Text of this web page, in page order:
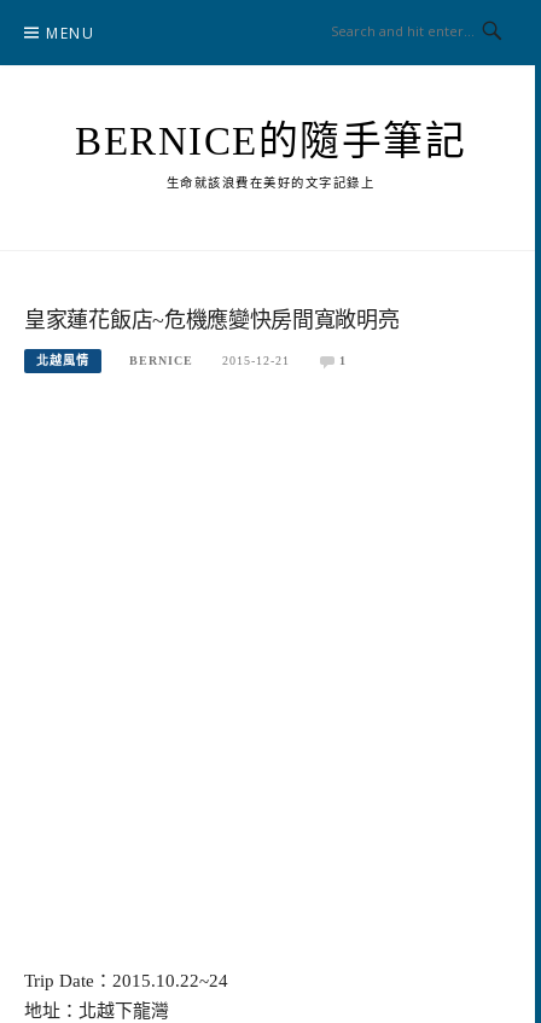
content
MENU
BERNICE的隨手筆記
生命就該浪費在美好的文字記錄上
皇家蓮花飯店~危機應變快房間寬敞明亮
北越風情 BERNICE 2015-12-21 1
Trip Date：2015.10.22~24
地址：北越下龍灣